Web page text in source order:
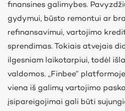
finansines galimybes.
gydymui, būsto remontui ar
refinansavimui, vartojimo
sprendimas. Tokiais atvejais
ilgesniam laikotarpiui, todėl
valdomos. „Finbee“ platformoje
viena iš galimų vartojimo
įsipareigojimai gali būti